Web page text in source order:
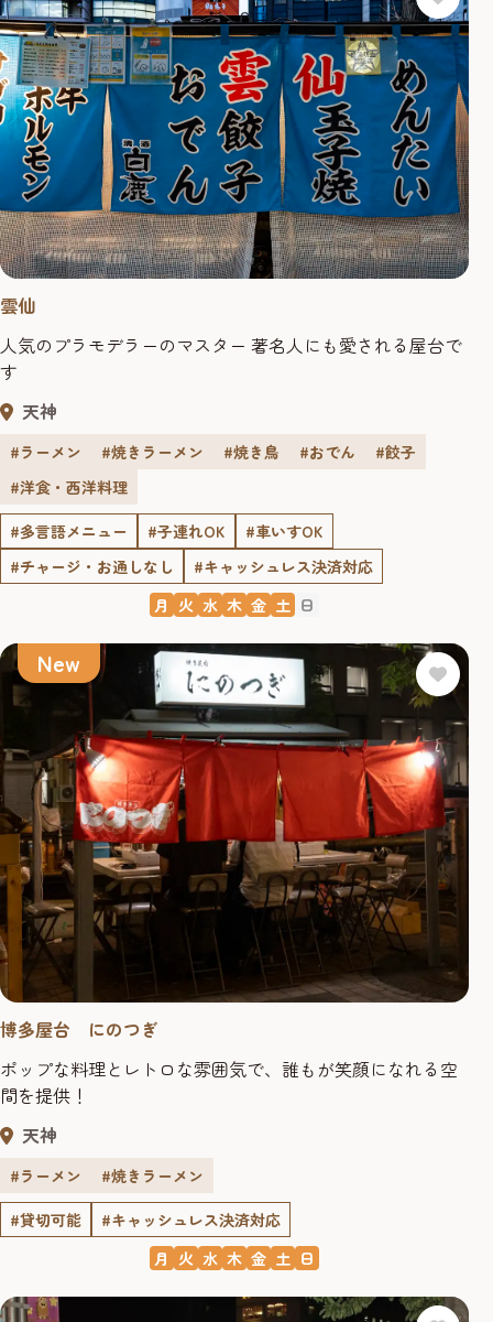
雲仙
人気のプラモデラーのマスター 著名人にも愛される屋台で
す
天神
#ラーメン #焼きラーメン #焼き鳥 #おでん
#餃子
#洋食・西洋料理
#多言語メニュー
#子連れOK
#車いすOK
#チャージ・お通しなし
#キャッシュレス決済対応
月 火 水 木 金 土 日
New
博多屋台 にのつぎ
ポップな料理とレトロな雰囲気で、誰もが笑顔になれる空
間を提供！
天神
#ラーメン
#焼きラーメン
#貸切可能
#キャッシュレス決済対応
月 火 水 木 金 土 日